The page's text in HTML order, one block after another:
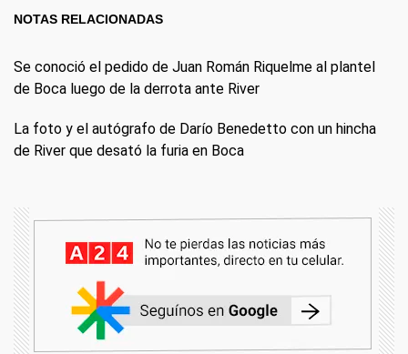
NOTAS RELACIONADAS
Se conoció el pedido de Juan Román Riquelme al plantel
de Boca luego de la derrota ante River
La foto y el autógrafo de Darío Benedetto con un hincha
de River que desató la furia en Boca